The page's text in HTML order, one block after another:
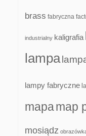
brass fabryczna
industrialny kaligrafia
lampa
lampy fabryczne
mapamap
mosiądz